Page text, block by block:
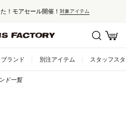
！モアセール開催！ 対象アイテム
ブランド 別注アイテム スタッフス
ド一覧